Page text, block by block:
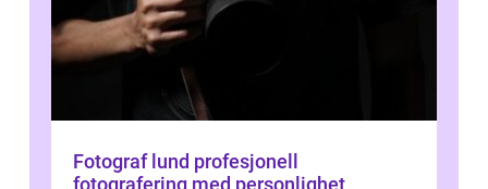
Fotograf lund profesjonell